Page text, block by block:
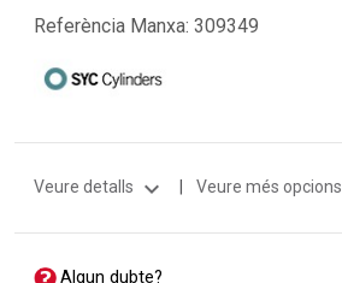
Referència Manxa: 309349
Veure detalls expand_more Veure més opcions
Algun dubte?